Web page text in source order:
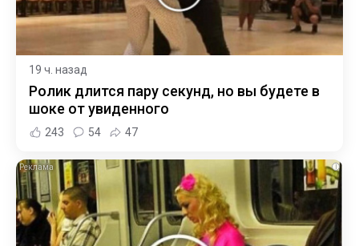
19 ч. назад
Ролик длится пару секунд, но вы будете в
шоке от увиденного
243 54 47
i